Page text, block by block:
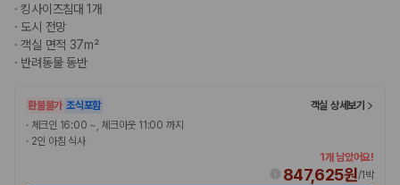
누적 이용 고객수
20,871,562
사용자 리뷰
175,206
전국 렌트카 지점
1,829개
제주렌트카 가격비교 자주 묻는 질문
·킹사이즈침대 1개
· 도시 전망
·객실 면적 37m²
· 반려동물 동반
환불불가 조식포함
객실 상세보기
· 체크인 16:00 ~, 체크아웃 11:00 까지
· 2인 아침 식사
1개 남았어요!
847,625원/1박